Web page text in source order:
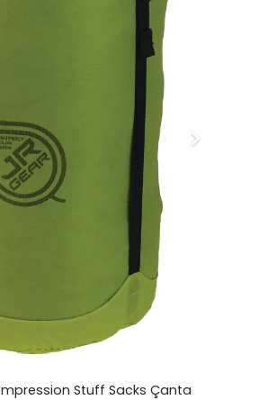
Stuff Sacks Çanta